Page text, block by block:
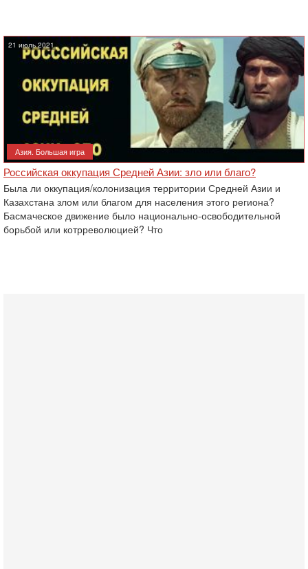
21 июль 2021
Азия. Большая игра
Российская оккупация Средней Азии: зло или благо?
Была ли оккупация/колонизация территории Средней Азии и
Казахстана злом или благом для населения этого региона?
Басмаческое движение было национально-освободительной
борьбой или котрреволюцией? Что